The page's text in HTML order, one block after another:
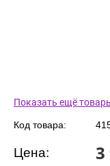
Показать ещё
Код товара:
Цена: 3